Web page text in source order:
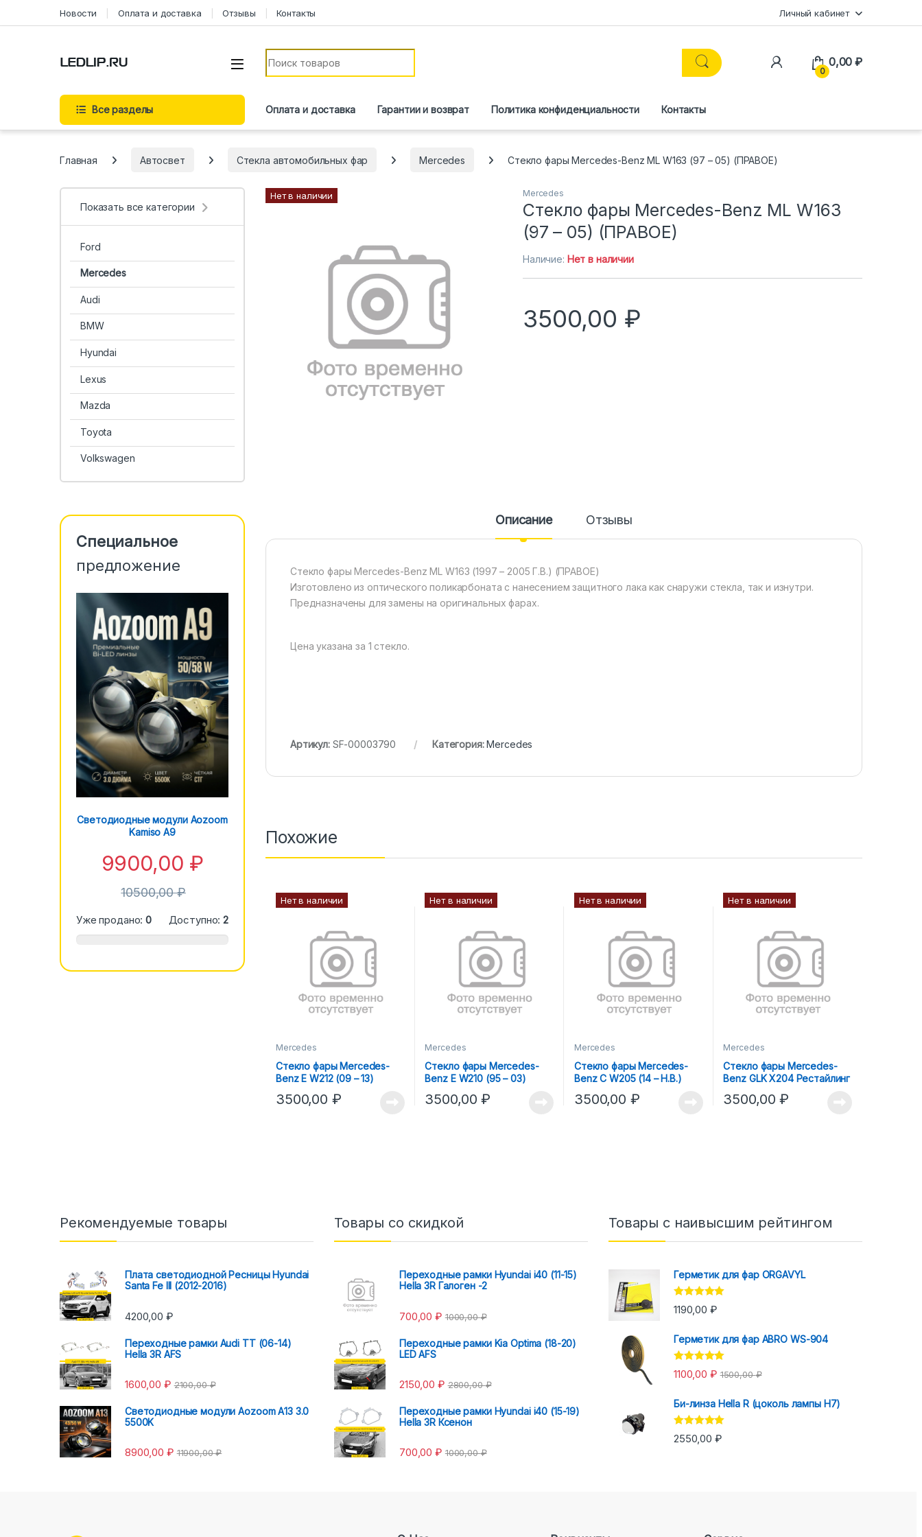
Перейти к содержимому
Новости Оплата и доставка Отзывы Контакты Личный кабинет
Искать:
0
0,00₽
Все разделы Оплата и доставка Гарантии и возврат Политика конфиденциальности Контакты
Главная Автосвет Стекла автомобильных фар Mercedes Стекло фары Mercedes-Benz ML W163 (97 – 05) (ПРАВОЕ)
Нет в наличии Mercedes
Стекло фары Mercedes-Benz ML W163
(97 – 05) (ПРАВОЕ)
Наличие: Нет в наличии
3500,00 ₽
Описание Отзывы
Стекло фары Mercedes-Benz ML W163 (1997 – 2005 Г.В.) (ПРАВОЕ)
Изготовлено из оптического поликарбоната с нанесением защитного лака как снаружи стекла, так и изнутри.
Предназначены для замены на оригинальных фарах.
Цена указана за 1 стекло.
Артикул: SF-00003790 Категория:Mercedes
Похожие
Нет в наличии
Mercedes
Стекло фары Mercedes-
Benz E W212 (09 – 13)
3500,00 ₽
Нет в наличии
Mercedes
Стекло фары Mercedes-
Benz E W210 (95 – 03)
3500,00₽
Нет в наличии
Mercedes
Стекло фары Mercedes-
Benz C W205 (14 – H.В.)
3500,00 ₽
Нет в наличии
Mercedes
Стекло фары Mercedes-
Benz GLK X204 Рестайлинг
(12 – 15) (ПРАВОЕ)
3500,00₽
Показать все категории
Ford
Mercedes
Audi
BMW
Hyundai
Lexus
Mazda
Toyota
Volkswagen
Специальное
предложение
Светодиодные модули Aozoom
Kamiso A9
9900,00 ₽
10500,00₽
Уже продано:0 Доступно:2
Рекомендуемые товары
Плата светодиодной Ресницы Hyundai
Santa Fe III (2012-2016)
4200,00 ₽
Переходные рамки Audi TT (06-14)
Hella 3R AFS
1600,00 ₽ 2100,00₽
Светодиодные модули Aozoom A13 3.0
5500K
8900,00 ₽ 11900,00₽
Товары со скидкой
Переходные рамки Hyundai i40 (11-15)
Hella 3R Галоген -2
700,00₽ 1000,00₽
Переходные рамки Kia Optima (18-20)
LED AFS
2150,00 ₽ 2800,00₽
Переходные рамки Hyundai i40 (15-19)
Hella 3R Ксенон
700,00₽ 1000,00₽
Товары с наивысшим рейтингом
Герметик для фар ORGAVYL
Оценка 5.00
из 5
1190,00 ₽
Герметик для фар ABRO WS-904
Оценка 5.00
из 5
1100,00 ₽ 1500,00₽
Би-линза Hella R (цоколь лампы H7)
Оценка5.00
из 5
2550,00 ₽